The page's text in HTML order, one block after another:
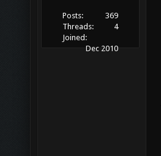
Posts:
369
Threads:
4
Joined:
Dec 2010